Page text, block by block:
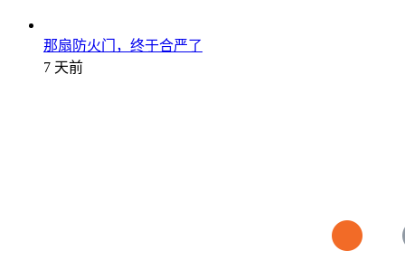
那扇防火门，终于合严了
7 天前